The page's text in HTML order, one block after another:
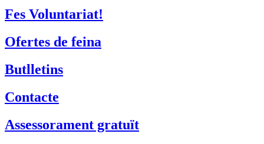
Xarxanet
Fes Voluntariat!
Ofertes de feina
Butlletins
Contacte